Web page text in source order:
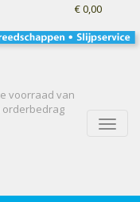
voorraad van
orderbedrag
€ 0,00
Toggle